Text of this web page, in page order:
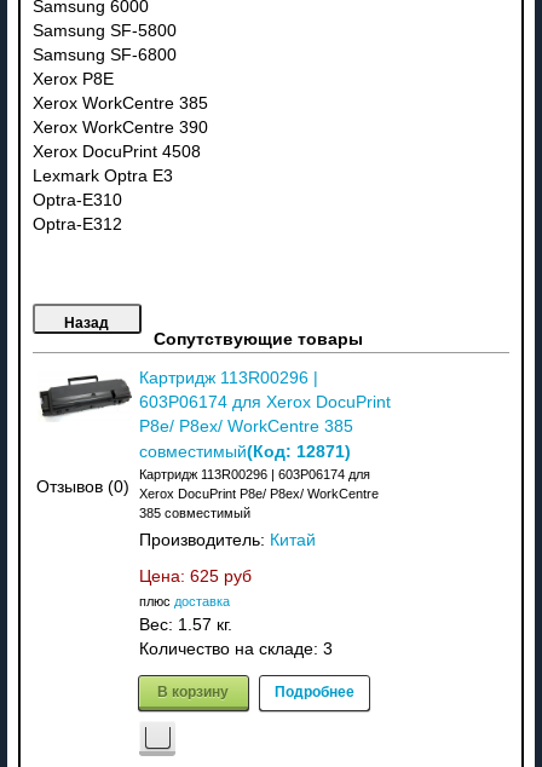
Samsung 6000
Samsung SF-5800
Samsung SF-6800
Xerox P8E
Xerox WorkCentre 385
Xerox WorkCentre 390
Xerox DocuPrint 4508
Lexmark Optra E3
Optra-E310
Optra-E312
Сопутствующие товары
Отзывов (0)
Картридж 113R00296 |
603P06174 для Xerox DocuPrint
P8e/ P8ex/ WorkCentre 385
совместимый(Код: 12871)
Картридж 113R00296 | 603P06174 для
Xerox DocuPrint P8e/ P8ex/ WorkCentre
385 совместимый
Производитель: Китай
Цена: 625 руб
плюс доставка
Вес: 1.57 кг.
Количество на складе: 3
В корзину Подробнее